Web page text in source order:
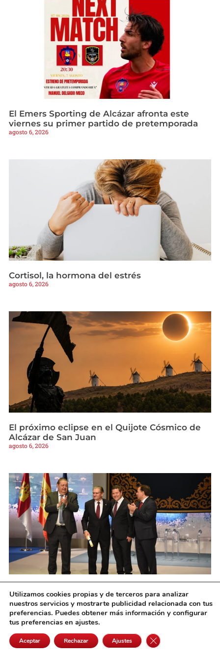
El Emers Sporting de Alcázar afronta este
viernes su primer partido de pretemporada
agosto 6, 2026
Cortisol, la hormona del estrés
agosto 6, 2026
El próximo eclipse en el Quijote Cósmico de
Alcázar de San Juan
agosto 6, 2026
Fallece el expresidente de Eurocaja Rural,
Andrés Gómez Mora, a los 89 años
agosto 6, 2026
Utilizamos cookies propias y de terceros para analizar
nuestros servicios y mostrarte publicidad relacionada con tus
preferencias. Puedes obtener más información y configurar
tus preferencias en ajustes.
Aceptar Rechazar Ajustes Cerrar el banner de